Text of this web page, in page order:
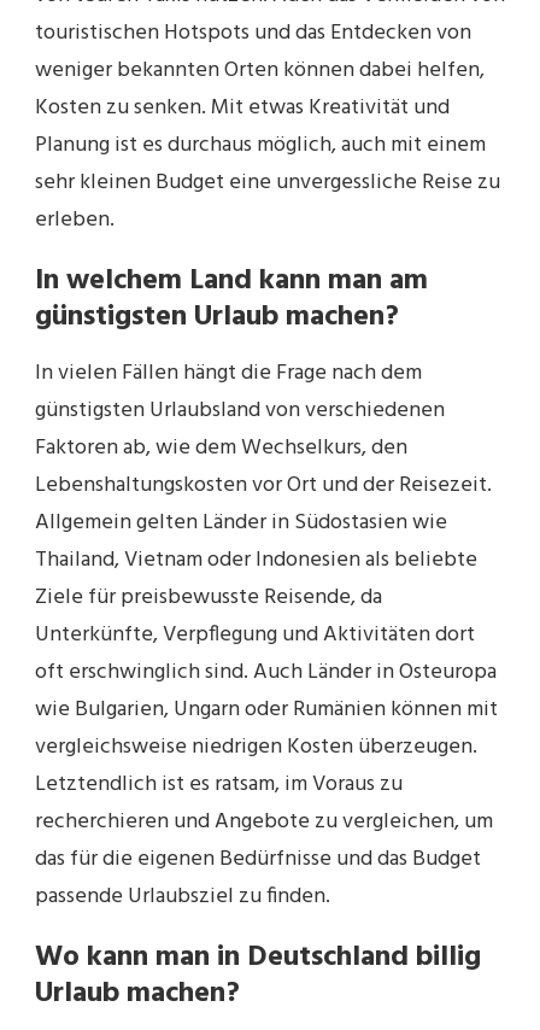
touristischen Hotspots und das Entdecken von
weniger bekannten Orten können dabei helfen,
Kosten zu senken. Mit etwas Kreativität und
Planung ist es durchaus möglich, auch mit einem
sehr kleinen Budget eine unvergessliche Reise zu
erleben.
In welchem Land kann man am
günstigsten Urlaub machen?
In vielen Fällen hängt die Frage nach dem
günstigsten Urlaubsland von verschiedenen
Faktoren ab, wie dem Wechselkurs, den
Lebenshaltungskosten vor Ort und der Reisezeit.
Allgemein gelten Länder in Südostasien wie
Thailand, Vietnam oder Indonesien als beliebte
Ziele für preisbewusste Reisende, da
Unterkünfte, Verpflegung und Aktivitäten dort
oft erschwinglich sind. Auch Länder in Osteuropa
wie Bulgarien, Ungarn oder Rumänien können mit
vergleichsweise niedrigen Kosten überzeugen.
Letztendlich ist es ratsam, im Voraus zu
recherchieren und Angebote zu vergleichen, um
das für die eigenen Bedürfnisse und das Budget
passende Urlaubsziel zu finden.
Wo kann man in Deutschland billig
Urlaub machen?